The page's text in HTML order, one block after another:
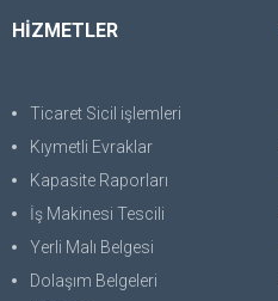
HİZMETLER
Ticaret Sicil işlemleri
Kıymetli Evraklar
Kapasite Raporları
İş Makinesi Tescili
Yerli Malı Belgesi
Dolaşım Belgeleri